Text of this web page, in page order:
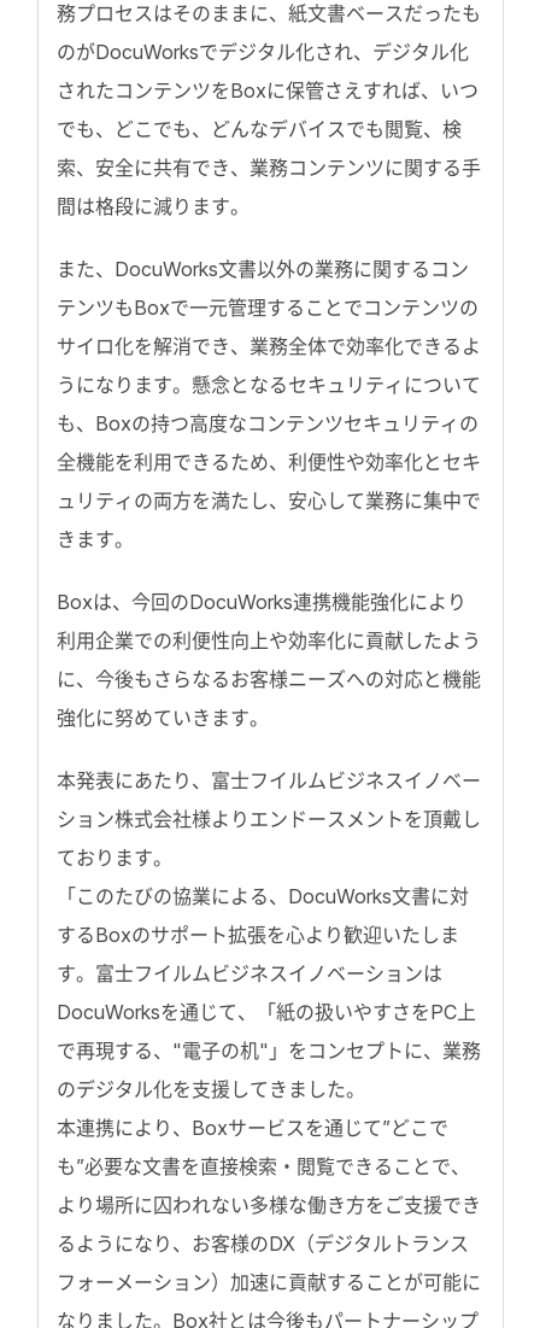
務プロセスはそのままに、紙文書ベースだったも
のがDocuWorksでデジタル化され、デジタル化
されたコンテンツをBoxに保管さえすれば、いつ
でも、どこでも、どんなデバイスでも閲覧、検
索、安全に共有でき、業務コンテンツに関する手
間は格段に減ります。
また、DocuWorks文書以外の業務に関するコン
テンツもBoxで一元管理することでコンテンツの
サイロ化を解消でき、業務全体で効率化できるよ
うになります。懸念となるセキュリティについて
も、Boxの持つ高度なコンテンツセキュリティの
全機能を利用できるため、利便性や効率化とセキ
ュリティの両方を満たし、安心して業務に集中で
きます。
Boxは、今回のDocuWorks連携機能強化により
利用企業での利便性向上や効率化に貢献したよう
に、今後もさらなるお客様ニーズへの対応と機能
強化に努めていきます。
本発表にあたり、富士フイルムビジネスイノベー
ション株式会社様よりエンドースメントを頂戴し
ております。
「このたびの協業による、DocuWorks文書に対
するBoxのサポート拡張を心より歓迎いたしま
す。富士フイルムビジネスイノベーションは
DocuWorksを通じて、「紙の扱いやすさをPC上
で再現する、"電子の机"」をコンセプトに、業務
のデジタル化を支援してきました。
本連携により、Boxサービスを通じて”どこで
も”必要な文書を直接検索・閲覧できることで、
より場所に囚われない多様な働き方をご支援でき
るようになり、お客様のDX（デジタルトランス
フォーメーション）加速に貢献することが可能に
なりました。Box社とは今後もパートナーシップ